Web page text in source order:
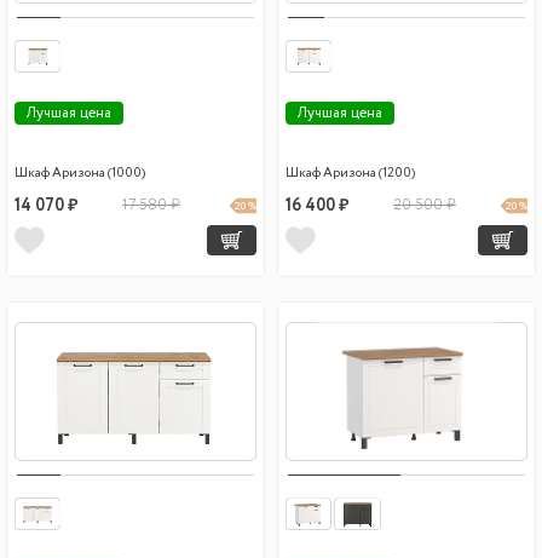
Лучшая цена
Шкаф Аризона (1000)
14 070 ₽ 17 580 ₽ 20 %
Лучшая цена
Шкаф Аризона (1200)
16 400 ₽ 20 500 ₽ 20 %